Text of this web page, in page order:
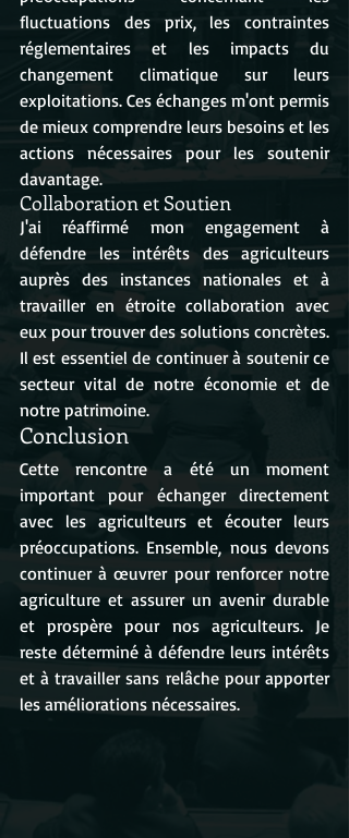
fluctuations des prix, les contraintes
réglementaires et les impacts du
changement climatique sur leurs
exploitations. Ces échanges m'ont permis
de mieux comprendre leurs besoins et les
actions nécessaires pour les soutenir
davantage.
Collaboration et Soutien
J'ai réaffirmé mon engagement à
défendre les intérêts des agriculteurs
auprès des instances nationales et à
travailler en étroite collaboration avec
eux pour trouver des solutions concrètes.
Il est essentiel de continuer à soutenir ce
secteur vital de notre économie et de
notre patrimoine.
Conclusion
Cette rencontre a été un moment
important pour échanger directement
avec les agriculteurs et écouter leurs
préoccupations. Ensemble, nous devons
continuer à œuvrer pour renforcer notre
agriculture et assurer un avenir durable
et prospère pour nos agriculteurs. Je
reste déterminé à défendre leurs intérêts
et à travailler sans relâche pour apporter
les améliorations nécessaires.